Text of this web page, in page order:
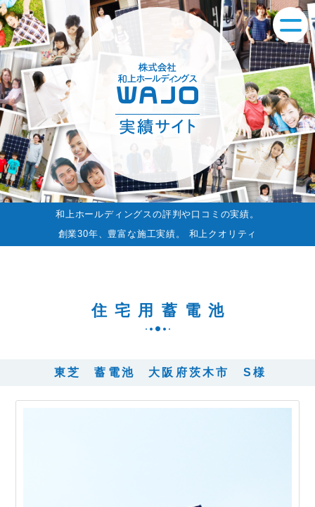
和上ホールディングスの評判や口コミの実績。
創業30年、豊富な施工実績。 和上クオリティ
住宅用蓄電池
東芝 蓄電池 大阪府茨木市 S様